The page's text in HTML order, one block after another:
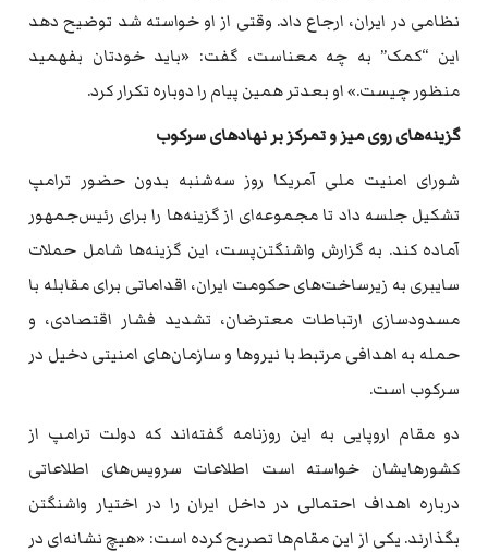
نظامی در ایران، ارجاع داد. وقتی از او خواسته شد توضیح دهد
این “کمک” به چه معناست، گفت: «باید خودتان بفهمید
منظور چیست.» او بعدتر همین پیام را دوباره تکرار کرد.
گزینه‌های روی میز و تمرکز بر نهادهای سرکوب
شورای امنیت ملی آمریکا روز سه‌شنبه بدون حضور ترامپ
تشکیل جلسه داد تا مجموعه‌ای از گزینه‌ها را برای رئیس‌جمهور
آماده کند. به گزارش واشنگتن‌پست، این گزینه‌ها شامل حملات
سایبری به زیرساخت‌های حکومت ایران، اقداماتی برای مقابله با
مسدودسازی ارتباطات معترضان، تشدید فشار اقتصادی، و
حمله به اهدافی مرتبط با نیروها و سازمان‌های امنیتی دخیل در
سرکوب است.
دو مقام اروپایی به این روزنامه گفته‌اند که دولت ترامپ از
کشورهایشان خواسته است اطلاعات سرویس‌های اطلاعاتی
درباره اهداف احتمالی در داخل ایران را در اختیار واشنگتن
بگذارند. یکی از این مقام‌ها تصریح کرده است: «هیچ نشانه‌ای در